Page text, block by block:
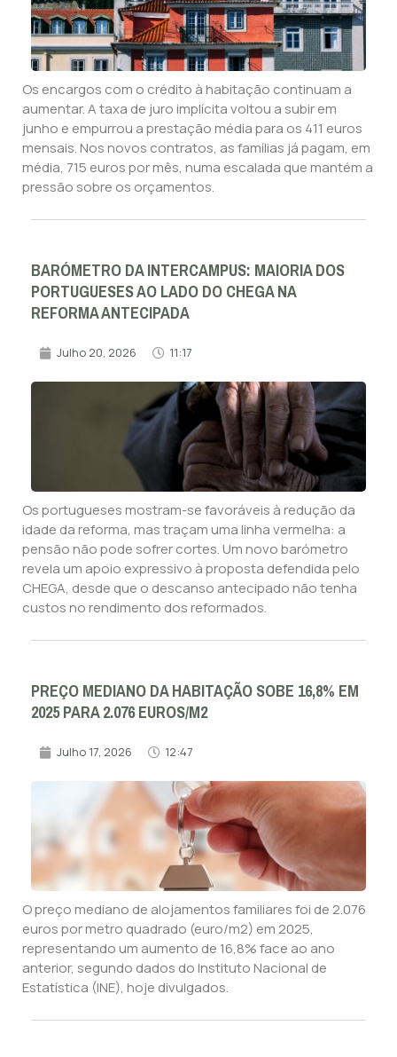
Os encargos com o crédito à habitação continuam a
aumentar. A taxa de juro implícita voltou a subir em
junho e empurrou a prestação média para os 411 euros
mensais. Nos novos contratos, as famílias já pagam, em
média, 715 euros por mês, numa escalada que mantém a
pressão sobre os orçamentos.
BARÓMETRO DA INTERCAMPUS: MAIORIA DOS
PORTUGUESES AO LADO DO CHEGA NA
REFORMA ANTECIPADA
Julho 20, 2026 11:17
Os portugueses mostram-se favoráveis à redução da
idade da reforma, mas traçam uma linha vermelha: a
pensão não pode sofrer cortes. Um novo barómetro
revela um apoio expressivo à proposta defendida pelo
CHEGA, desde que o descanso antecipado não tenha
custos no rendimento dos reformados.
PREÇO MEDIANO DA HABITAÇÃO SOBE 16,8% EM
2025 PARA 2.076 EUROS/M2
Julho 17, 2026 12:47
O preço mediano de alojamentos familiares foi de 2.076
euros por metro quadrado (euro/m2) em 2025,
representando um aumento de 16,8% face ao ano
anterior, segundo dados do Instituto Nacional de
Estatística (INE), hoje divulgados.